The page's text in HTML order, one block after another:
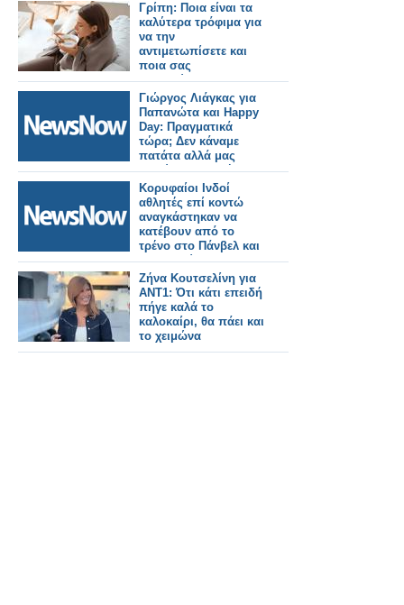
Γρίπη: Ποια είναι τα
καλύτερα τρόφιμα για
να την
αντιμετωπίσετε και
ποια σας
επιβαρύνουν
Γιώργος Λιάγκας για
Παπανώτα και Happy
Day: Πραγματικά
τώρα; Δεν κάναμε
πατάτα αλλά μας
ζηλεύουν επειδή
έχουμε επιτυχία»;
Κορυφαίοι Ινδοί
αθλητές επί κοντώ
αναγκάστηκαν να
κατέβουν από το
τρένο στο Πάνβελ και
να πληρώσουν
πρόστιμο επειδή
μετέφεραν εξοπλισμό
Ζήνα Κουτσελίνη για
ΑΝΤ1: Ότι κάτι επειδή
πήγε καλά το
καλοκαίρι, θα πάει και
το χειμώνα